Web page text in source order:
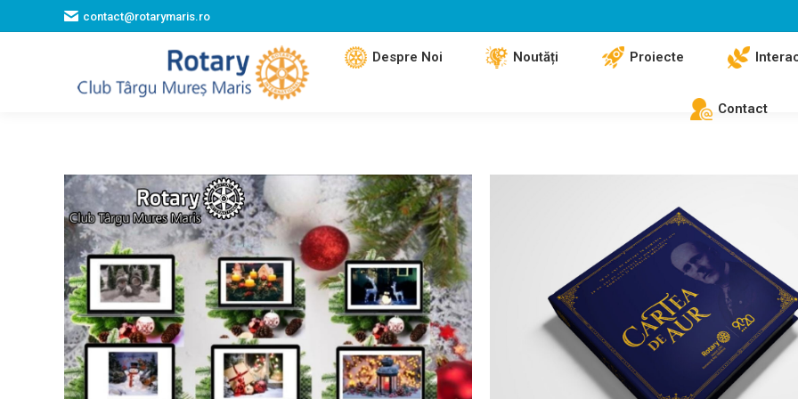
contact@rotarymaris.ro
Despre Noi Noutăți Proiecte
Contact